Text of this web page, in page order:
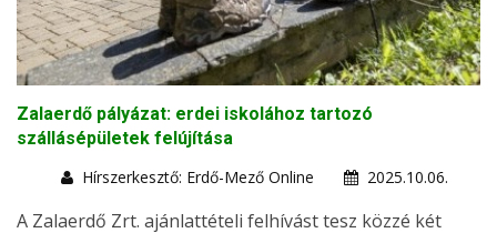
Zalaerdő pályázat: erdei iskolához tartozó
szállásépületek felújítása
Hírszerkesztő: Erdő-Mező Online
2025.10.06.
A Zalaerdő Zrt. ajánlattételi felhívást tesz közzé két